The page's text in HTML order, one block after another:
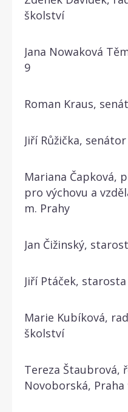
školství
Jana Nowaková
9
Roman Kraus,
Jiří Růžička, senátor
Mariana Čapková,
pro výchovu a
m. Prahy
Jan Čižinský,
Jiří Ptáček, starosta
Marie Kubíková,
školství
Tereza Štaubrová,
Novoborská, Praha